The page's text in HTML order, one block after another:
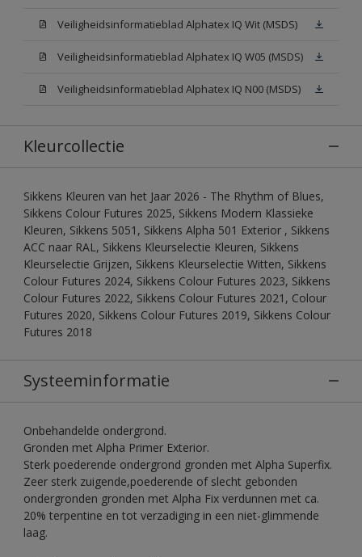
Veiligheidsinformatieblad Alphatex IQ Wit (MSDS)
Veiligheidsinformatieblad Alphatex IQ W05 (MSDS)
Veiligheidsinformatieblad Alphatex IQ N00 (MSDS)
Kleurcollectie
Sikkens Kleuren van het Jaar 2026 - The Rhythm of Blues,
Sikkens Colour Futures 2025, Sikkens Modern Klassieke
Kleuren, Sikkens 5051, Sikkens Alpha 501 Exterior , Sikkens
ACC naar RAL, Sikkens Kleurselectie Kleuren, Sikkens
Kleurselectie Grijzen, Sikkens Kleurselectie Witten, Sikkens
Colour Futures 2024, Sikkens Colour Futures 2023, Sikkens
Colour Futures 2022, Sikkens Colour Futures 2021, Colour
Futures 2020, Sikkens Colour Futures 2019, Sikkens Colour
Futures 2018
Systeeminformatie
Onbehandelde ondergrond.
Gronden met Alpha Primer Exterior.
Sterk poederende ondergrond gronden met Alpha Superfix.
Zeer sterk zuigende,poederende of slecht gebonden
ondergronden gronden met Alpha Fix verdunnen met ca.
20% terpentine en tot verzadiging in een niet-glimmende
laag.